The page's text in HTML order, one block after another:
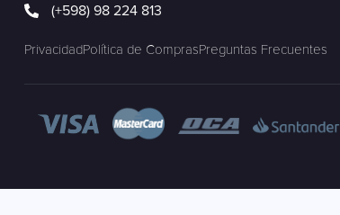
(+598) 98 224 813
PrivacidadPolítica de ComprasPreguntas Frecuentes